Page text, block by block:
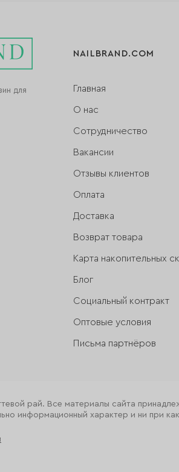
для
NAILBRAND.COM
Главная
О нас
Сотрудничество
Вакансии
Отзывы клиентов
Оплата
Доставка
Возврат товара
Карта накопительных
Блог
Социальный контракт
Оптовые условия
Письма партнёров
рай. Все материалы сайта
информационный характер и ни при